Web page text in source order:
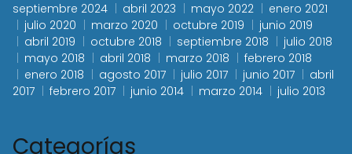
septiembre 2024 abril 2023 mayo 2022
enero 2021
julio 2020
marzo 2020 octubre 2019
junio 2019
abril 2019
octubre 2018 septiembre 2018
julio 2018
mayo 2018
abril 2018 marzo 2018
febrero 2018
enero 2018
agosto 2017 julio 2017 junio 2017
abril
2017
febrero 2017 junio 2014 marzo 2014 julio 2013
Categorías